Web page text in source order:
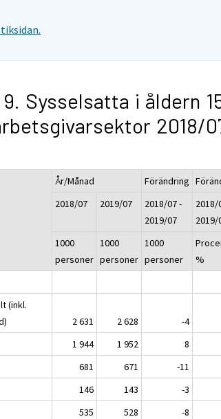
Sysselsatta i åldern
2018/
År/Månad Förändring
2018/07
2019/07
2018/07 -
2019/07
2018/
2019/
1000
personer
1000
personer
1000
personer
%
(inkl.
2 631 2 628 -4
1 944 1 952 8
681 671 -11
146 143 -3
535 528 -8